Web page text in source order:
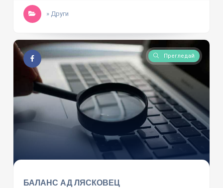
» Други
Прегледай
БАЛАНС АД ЛЯСКОВЕЦ